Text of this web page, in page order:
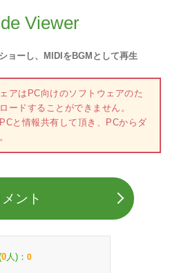
Viewer
ョーし、MIDIをBGMとして再生
アはPC向けのソフトウェアのた
ードすることができません。
と情報共有して頂き、PCからダ
メント
0 人)： 0